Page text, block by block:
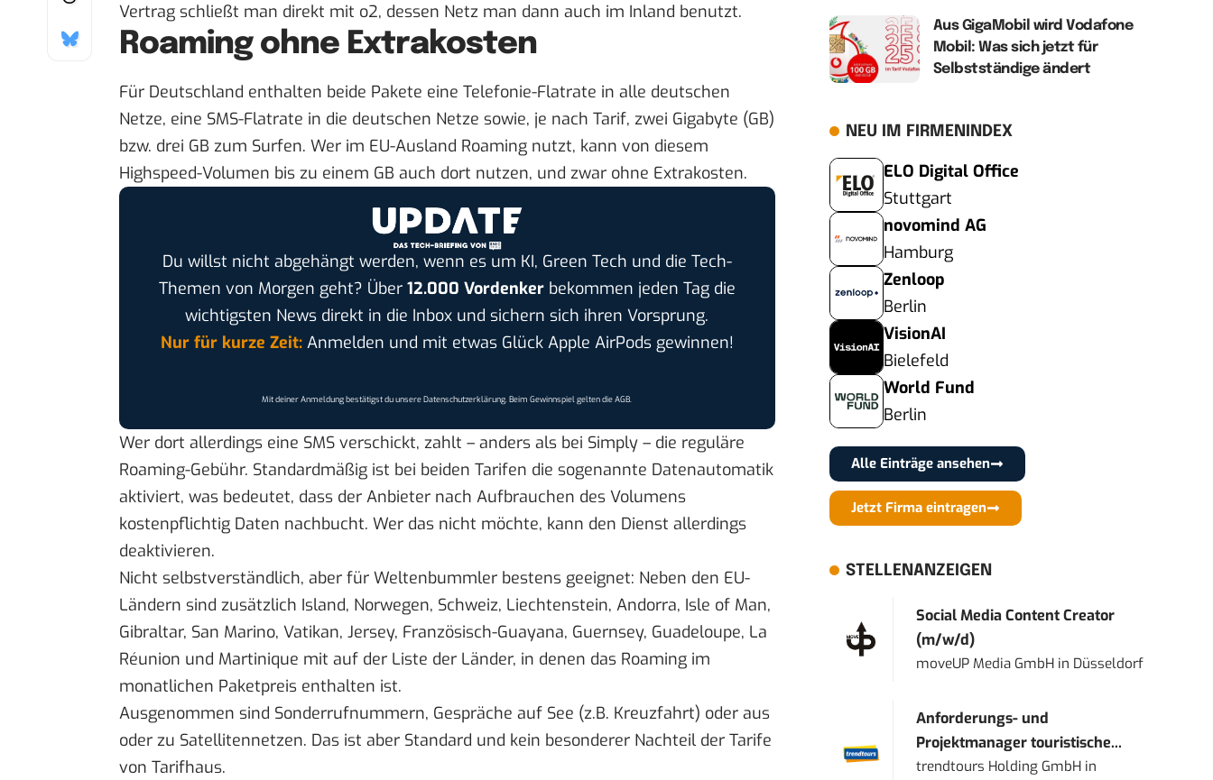
Vertrag schließt man direkt mit o2, dessen Netz man dann auch im Inland benutzt.
Roaming ohne Extrakosten
Für Deutschland enthalten beide Pakete eine Telefonie-Flatrate in alle deutschen
Netze, eine SMS-Flatrate in die deutschen Netze sowie, je nach Tarif, zwei Gigabyte (GB)
bzw. drei GB zum Surfen. Wer im EU-Ausland Roaming nutzt, kann von diesem
Highspeed-Volumen bis zu einem GB auch dort nutzen, und zwar ohne Extrakosten.
Du willst nicht abgehängt werden, wenn es um KI, Green Tech und die Tech-
Themen von Morgen geht? Über 12.000 Vordenkerbekommen jeden Tag die
wichtigsten News direkt in die Inbox und sichern sich ihren Vorsprung.
Nur für kurze Zeit:Anmelden und mit etwas Glück Apple AirPods gewinnen!
Mit deiner Anmeldung bestätigst du unsereDatenschutzerklärung. Beim Gewinnspiel gelten dieAGB.
Wer dort allerdings eine SMS verschickt, zahlt – anders als bei Simply – die reguläre
Roaming-Gebühr. Standardmäßig ist bei beiden Tarifen die sogenannte Datenautomatik
aktiviert, was bedeutet, dass der Anbieter nach Aufbrauchen des Volumens
kostenpflichtig Daten nachbucht. Wer das nicht möchte, kann den Dienst allerdings
deaktivieren.
Nicht selbstverständlich, aber für Weltenbummler bestens geeignet: Neben den EU-
Ländern sind zusätzlich Island, Norwegen, Schweiz, Liechtenstein, Andorra, Isle of Man,
Gibraltar, San Marino, Vatikan, Jersey, Französisch-Guayana, Guernsey, Guadeloupe, La
Réunion und Martinique mit auf der Liste der Länder, in denen das Roaming im
monatlichen Paketpreis enthalten ist.
Ausgenommen sind Sonderrufnummern, Gespräche auf See (z.B. Kreuzfahrt) oder aus
oder zu Satellitennetzen. Das ist aber Standard und kein besonderer Nachteil der Tarife
von Tarifhaus.
Aus GigaMobil wird Vodafone
Mobil: Was sich jetzt für
Selbstständige ändert
NEU IM FIRMENINDEX
ELO Digital Office
Stuttgart
novomind AG
Hamburg
Zenloop
Berlin
VisionAI
Bielefeld
World Fund
Berlin
Alle Einträge ansehen
Jetzt Firma eintragen
STELLENANZEIGEN
Social Media Content Creator
(m/w/d)
moveUP Media GmbH in Düsseldorf
Anforderungs- und
Projektmanager touristische...
trendtours Holding GmbH in